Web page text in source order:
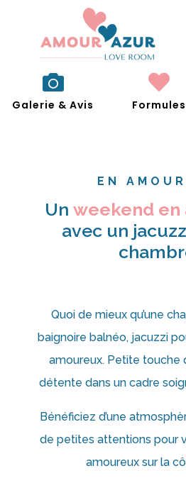

Galerie & Avis

Formules
EN
Un weekend en
avec un
Quoi de mieux qu’une
baignoire balnéo, jacuzzi
amoureux. Petite touche
détente dans un cadre
Bénéficiez d’une
de petites attentions pour
amoureux sur la